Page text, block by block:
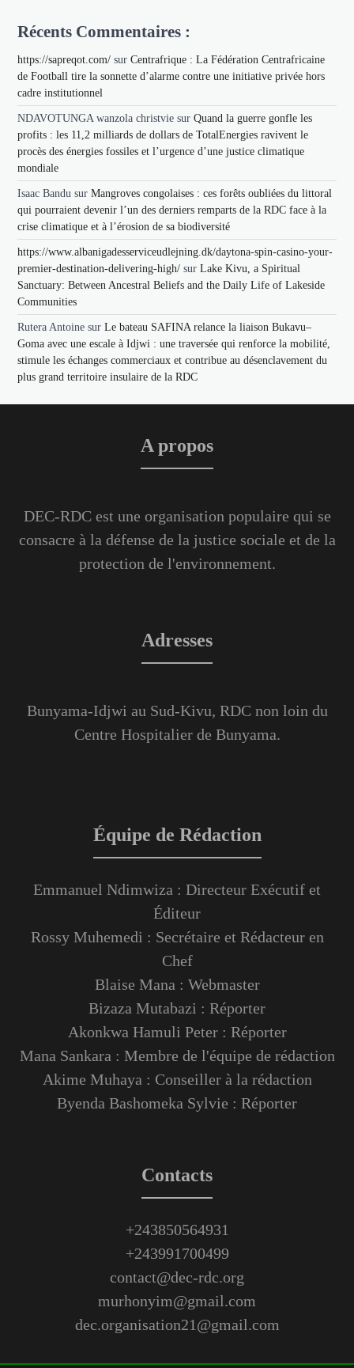
Récents Commentaires :
https://sapreqot.com/ surCentrafrique : La Fédération Centrafricaine
de Football tire la sonnette d’alarme contre une initiative privée hors
cadre institutionnel
NDAVOTUNGA wanzola christvie surQuand la guerre gonfle les
profits : les 11,2 milliards de dollars de TotalEnergies ravivent le
procès des énergies fossiles et l’urgence d’une justice climatique
mondiale
Isaac Bandu surMangroves congolaises : ces forêts oubliées du littoral
qui pourraient devenir l’un des derniers remparts de la RDC face à la
crise climatique et à l’érosion de sa biodiversité
https://www.albanigadesserviceudlejning.dk/daytona-spin-casino-your-
premier-destination-delivering-high/ surLake Kivu, a Spiritual
Sanctuary: Between Ancestral Beliefs and the Daily Life of Lakeside
Communities
Rutera Antoine surLe bateau SAFINA relance la liaison Bukavu–
Goma avec une escale à Idjwi : une traversée qui renforce la mobilité,
stimule les échanges commerciaux et contribue au désenclavement du
plus grand territoire insulaire de la RDC
A propos
DEC-RDC est une organisation populaire qui se
consacre à la défense de la justice sociale et de la
protection de l'environnement.
Adresses
Bunyama-Idjwi au Sud-Kivu, RDC non loin du
Centre Hospitalier de Bunyama.
Équipe de Rédaction
Emmanuel Ndimwiza : Directeur Exécutif et
Éditeur
Rossy Muhemedi : Secrétaire et Rédacteur en
Chef
Blaise Mana : Webmaster
Bizaza Mutabazi : Réporter
Akonkwa Hamuli Peter : Réporter
Mana Sankara : Membre de l'équipe de rédaction
Akime Muhaya : Conseiller à la rédaction
Byenda Bashomeka Sylvie : Réporter
Contacts
+243850564931
+243991700499
contact@dec-rdc.org
murhonyim@gmail.com
dec.organisation21@gmail.com